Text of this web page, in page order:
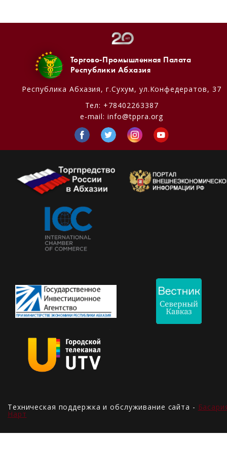
Торгово-Промышленная Палата
Республики Абхазия
Республика Абхазия, г.Сухум, ул.Конфедератов, 37
Тел: +78402263387
e-mail:info@tppra.org
Техническая поддержка и обслуживание сайта -
Нарт